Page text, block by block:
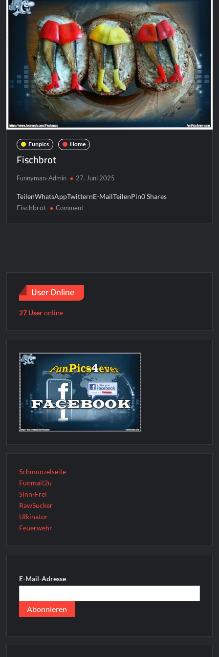
Funpics Home
Fischbrot
Funnyman-Admin 27. Juni 2025
TeilenWhatsAppTwitternE-MailTeilenPin0 Shares
Fischbrot
Commenton
User Online
27 Useronline
Schmunzelseite
Funmail2u
Sinn-Frei
RawSucker
Ulkinator
Feuerwehr
E-Mail-Adresse